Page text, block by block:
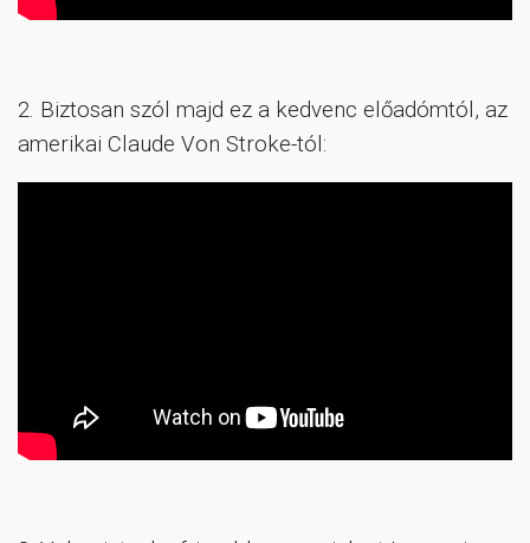
2. Biztosan szól majd ez a kedvenc előadómtól, az
amerikai Claude Von Stroke-tól: